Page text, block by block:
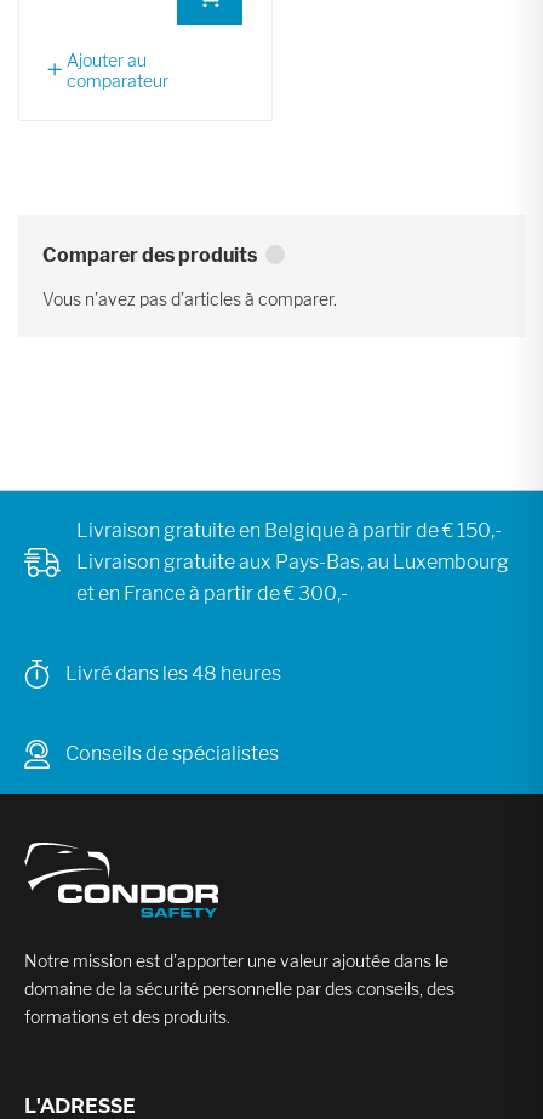
Ajouter au
comparateur
Comparer des produits
Vous n’avez pas d’articles à comparer.
Livraison gratuite en Belgique à partir de € 150,-
Livraison gratuite aux Pays-Bas, au Luxembourg
et en France à partir de € 300,-
Livré dans les 48 heures
Conseils de spécialistes
Notre mission est d’apporter une valeur ajoutée dans le
domaine de la sécurité personnelle par des conseils, des
formations et des produits.
L'ADRESSE